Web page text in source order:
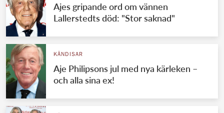
Svenska kungahuset
Brittiska kungahuset
Danska kungahuset
Spanska kungahuset
REDAKTION
Ajes gripande ord om vännen
Lallerstedts död: "Stor saknad"
KÄNDISAR
Aje Philipsons jul med nya kärleken –
och alla sina ex!